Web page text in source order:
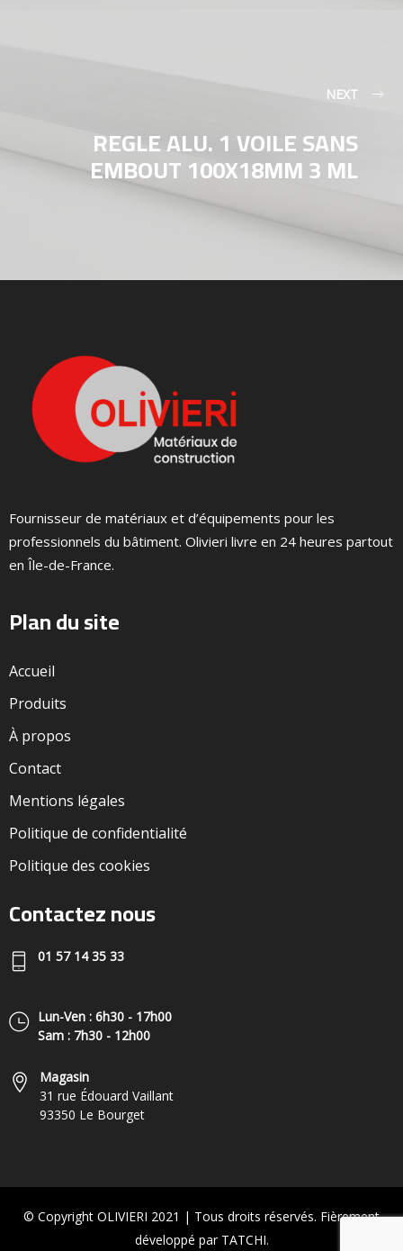
NEXT
REGLE ALU. 1 VOILE SANS
EMBOUT 100X18MM 3 ML
Fournisseur de matériaux et d’équipements pour les
professionnels du bâtiment. Olivieri livre en 24 heures partout
en Île-de-France.
Plan du site
Accueil
Produits
À propos
Contact
Mentions légales
Politique de confidentialité
Politique des cookies
Contactez nous
01 57 14 35 33
Lun-Ven : 6h30 - 17h00
Sam : 7h30 - 12h00
Magasin
31 rue Édouard Vaillant
93350 Le Bourget
© Copyright OLIVIERI 2021 | Tous droits réservés. Fièrement
développé par TATCHI.